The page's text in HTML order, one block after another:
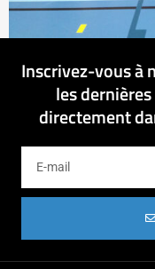
Inscrivez-vous à
les
directement